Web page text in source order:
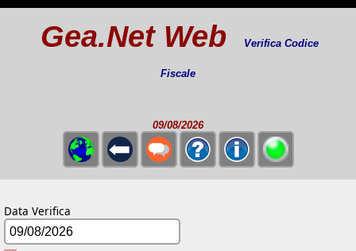
Gea.Net Web Verifica Codice
Fiscale
09/08/2026
Data Verifica